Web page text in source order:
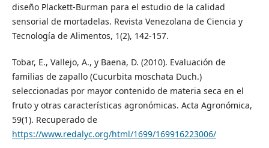
diseño Plackett-Burman para el estudio de la calidad
sensorial de mortadelas. Revista Venezolana de Ciencia y
Tecnología de Alimentos, 1(2), 142-157.
Tobar, E., Vallejo, A., y Baena, D. (2010). Evaluación de
familias de zapallo (Cucurbita moschata Duch.)
seleccionadas por mayor contenido de materia seca en el
fruto y otras características agronómicas. Acta Agronómica,
59(1). Recuperado de
https://www.redalyc.org/html/1699/169916223006/